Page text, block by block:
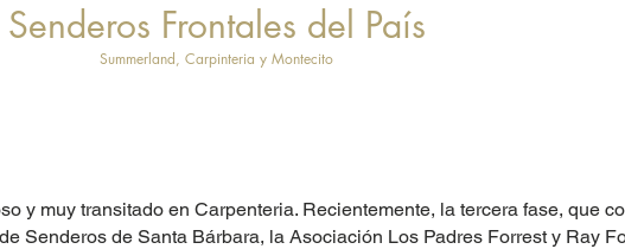
Senderos Frontales del País
Summerland, Carpinteria y Montecito
y muy transitado en Carpenteria. Recientemente, la tercera fase, que
Senderos de Santa Bárbara, la Asociación Los Padres Forrest y Ray